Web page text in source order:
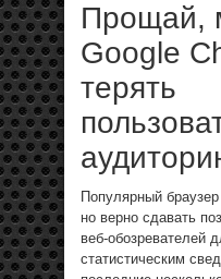
Прощай,
Google
терять
Популярный
но верно сдавать
веб-обозревателей
статистическим